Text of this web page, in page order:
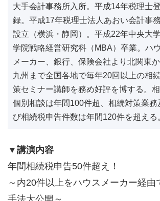
大手会計事務所入所。平成14年税理士登
録。平成17年税理士法人あおい会計事
設立（横浜・静岡）。平成22年中央大
学院戦略経営研究科（MBA）卒業。ハ
メーカー、銀行、保険会社より北関東
九州まで全国各地で毎年20回以上の相
策セミナー講師を務め好評を博する。
個別相談は年間100件超、相続対策業務
び相続税申告件数は年間120件を超える
▼講演内容
年間相続税申告50件超え！
～内20件以上をハウスメーカー経由